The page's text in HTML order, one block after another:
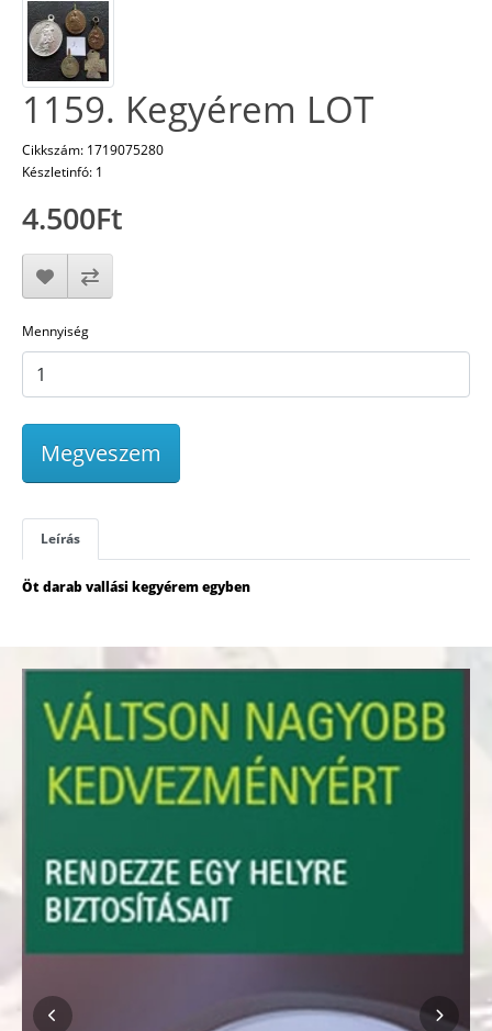
1159. Kegyérem LOT
Cikkszám: 1719075280
Készletinfó: 1
4.500Ft
Mennyiség
Megveszem
Leírás
Öt darab vallási kegyérem egyben